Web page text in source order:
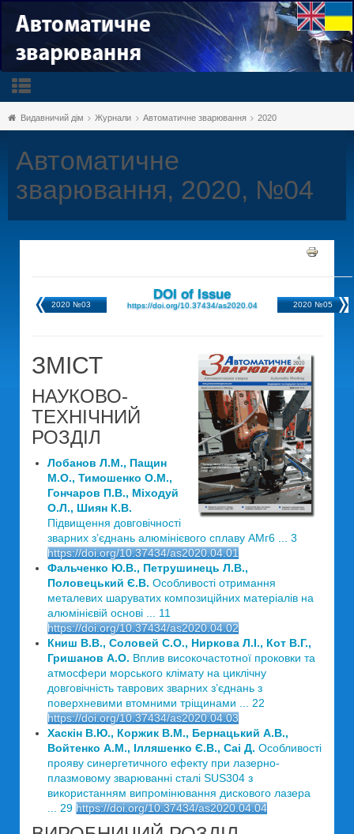
Видавничий дім Журнали Автоматичне зварювання 2020
Автоматичне
зварювання, 2020, №04
2020 №03
DOI of Issue
https://doi.org/10.37434/as2020.04 2020 №05
ЗМІСТ
НАУКОВО-
ТЕХНІЧНИЙ
РОЗДІЛ
Лобанов Л.М., Пащин
М.О., Тимошенко О.М.,
Гончаров П.В., Міходуй
О.Л., Шиян К.В.
Підвищення довговічності
зварних з’єднань алюмінієвого сплаву АМг6 ... 3
https://doi.org/10.37434/as2020.04.01
Фальченко Ю.В., Петрушинець Л.В.,
Половецький Є.В. Особливості отримання
металевих шаруватих композиційних матеріалів на
алюмінієвій основі ... 11
https://doi.org/10.37434/as2020.04.02
Книш В.В., Соловей С.О., Ниркова Л.І., Кот В.Г.,
Гришанов А.О. Вплив високочастотної проковки та
атмосфери морського клімату на циклічну
довговічність таврових зварних з’єднань з
поверхневими втомними тріщинами ... 22
https://doi.org/10.37434/as2020.04.03
Хаскін В.Ю., Коржик В.М., Бернацький А.В.,
Войтенко А.М., Ілляшенко Є.В., Саі Д. Особливості
прояву синергетичного ефекту при лазерно-
плазмовому зварюванні сталі SUS304 з
використанням випромінювання дискового лазера
... 29 https://doi.org/10.37434/as2020.04.04